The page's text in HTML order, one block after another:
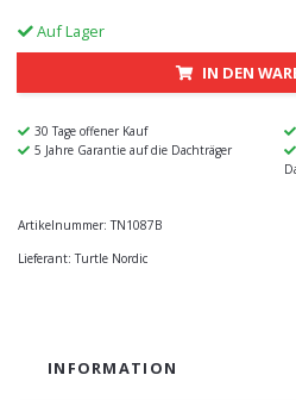
Auf Lager
IN DEN
30 Tage offener Kauf
5 Jahre Garantie auf die Dachträger
Artikelnummer: TN1087B
Lieferant: Turtle Nordic
INFORMATION